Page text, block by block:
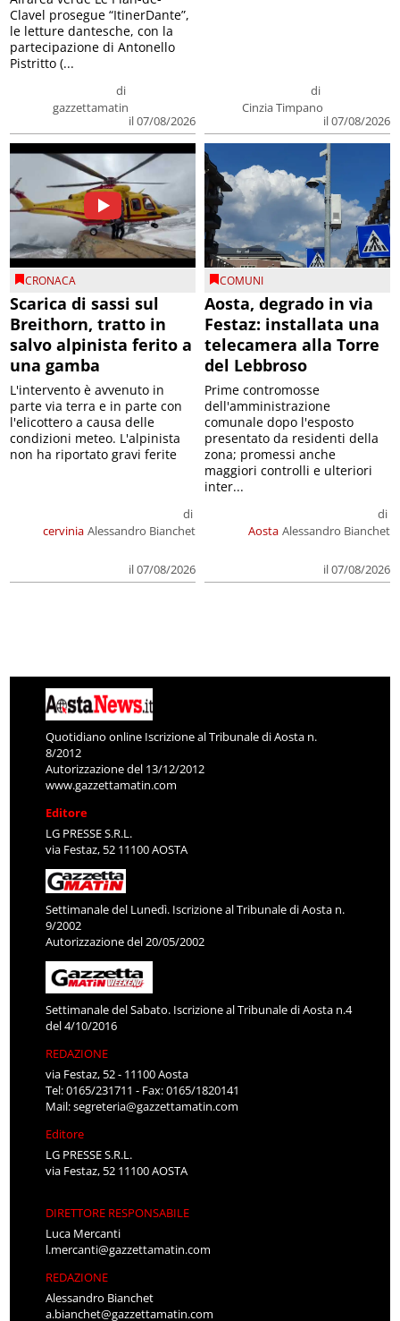
di
gazzettamatin
il 07/08/2026
Clavel prosegue “ItinerDante”,
le letture dantesche, con la
partecipazione di Antonello
Pistritto (...
di
Cinzia Timpano
il 07/08/2026
CRONACA
Scarica di sassi sul
Breithorn, tratto in
salvo alpinista ferito a
una gamba
cervinia
di
Alessandro Bianchet
il 07/08/2026
L'intervento è avvenuto in
parte via terra e in parte con
l'elicottero a causa delle
condizioni meteo. L'alpinista
non ha riportato gravi ferite
COMUNI
Aosta, degrado in via
Festaz: installata una
telecamera alla Torre
del Lebbroso
Aosta
di
Alessandro Bianchet
il 07/08/2026
Prime contromosse
dell'amministrazione
comunale dopo l'esposto
presentato da residenti della
zona; promessi anche
maggiori controlli e ulteriori
inter...
Quotidiano online Iscrizione al Tribunale di Aosta n.
8/2012
Autorizzazione del 13/12/2012
www.gazzettamatin.com
Editore
LG PRESSE S.R.L.
via Festaz, 52 11100 AOSTA
Settimanale del Lunedì. Iscrizione al Tribunale di Aosta n.
9/2002
Autorizzazione del 20/05/2002
Settimanale del Sabato. Iscrizione al Tribunale di Aosta n.4
del 4/10/2016
REDAZIONE
via Festaz, 52 - 11100 Aosta
Tel: 0165/231711 - Fax: 0165/1820141
Mail:segreteria@gazzettamatin.com
Editore
LG PRESSE S.R.L.
via Festaz, 52 11100 AOSTA
DIRETTORE RESPONSABILE
Luca Mercanti
l.mercanti@gazzettamatin.com
REDAZIONE
Alessandro Bianchet
a.bianchet@gazzettamatin.com